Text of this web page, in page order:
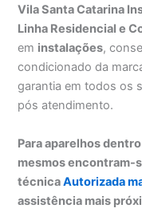
Vila Santa Catarina
Linha Residencial e
em instalações,
condicionado da
garantia em todos os
pós atendimento.
Para aparelhos
mesmos encontram-
técnicaAutorizada
assistência mais